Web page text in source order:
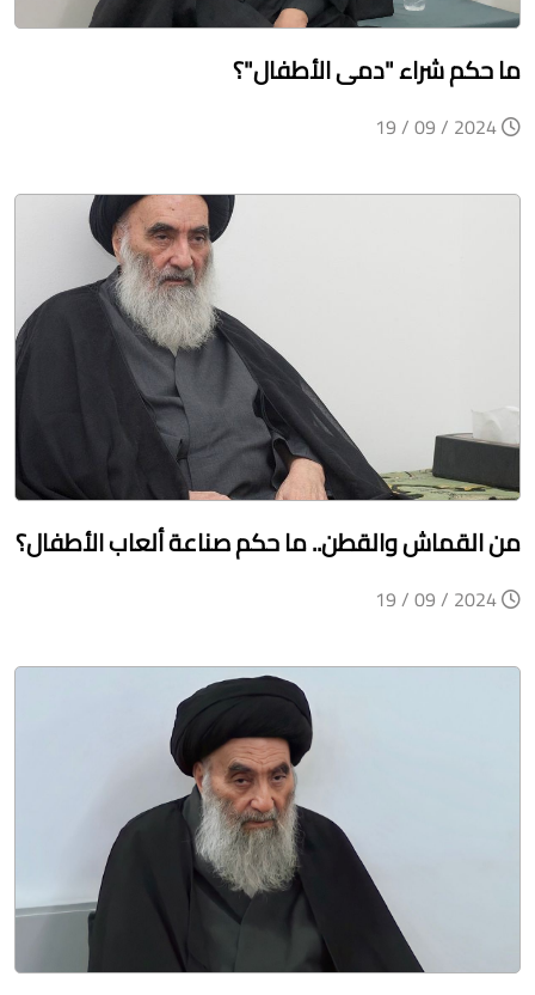
ما حكم شراء "دمى الأطفال"؟
من القماش والقطن.. ما حكم صناعة ألعاب الأطفال؟